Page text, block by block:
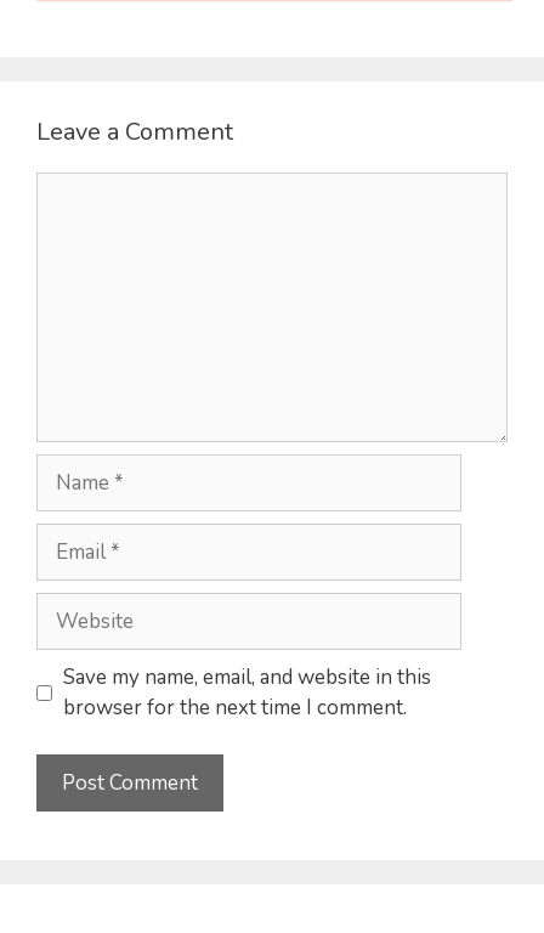
Leave a Comment
Name
Email
Website
Save my name, email, and website in this
browser for the next time I comment.